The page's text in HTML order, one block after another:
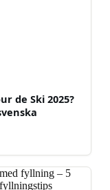
de Ski 2025?